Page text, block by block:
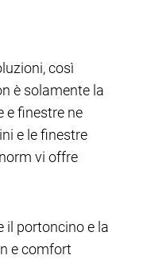
così
è solamente la
e finestre ne
e le finestre
vi offre
il portoncino e la
e comfort